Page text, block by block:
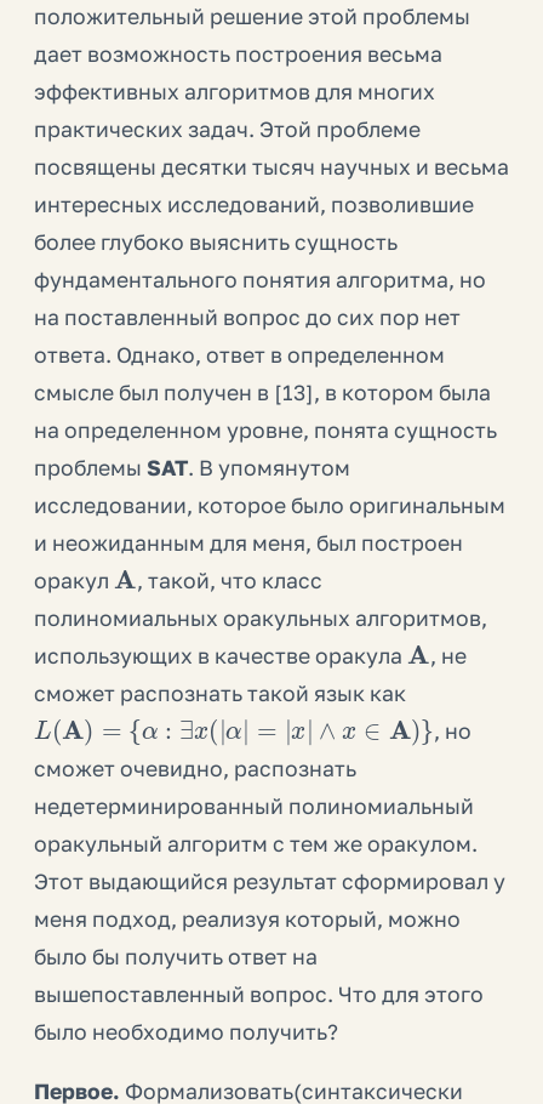
положительный решение этой проблемы
дает возможность построения весьма
эффективных алгоритмов для многих
практических задач. Этой проблеме
посвящены десятки тысяч научных и весьма
интересных исследований, позволившие
более глубоко выяснить сущность
фундаментального понятия алгоритма, но
на поставленный вопрос до сих пор нет
ответа. Однако, ответ в определенном
смысле был получен в [13], в котором была
на определенном уровне, понята сущность
проблемы SAT. В упомянутом
исследовании, которое было оригинальным
и неожиданным для меня, был построен
оракул
A
, такой, что класс
полиномиальных оракульных алгоритмов,
использующих в качестве оракула
A
, не
сможет распознать такой язык как
L (A = α ∃ α =| | ∈ A )
, но
сможет очевидно, распознать
недетерминированный полиномиальный
оракульный алгоритм с тем же оракулом.
Этот выдающийся результат сформировал у
меня подход, реализуя который, можно
было бы получить ответ на
вышепоставленный вопрос. Что для этого
было необходимо получить?
Первое. Формализовать(синтаксически